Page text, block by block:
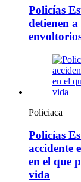
Policías
detienen
Policiaca
Policías
accidente
en el que
vida